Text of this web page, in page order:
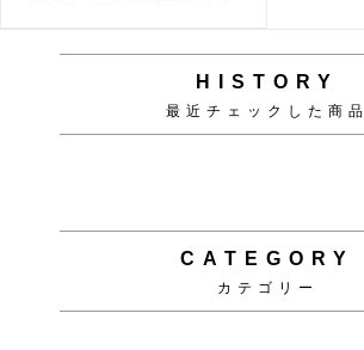
HISTORY
最近チェックした商品
CATEGORY
カテゴリー